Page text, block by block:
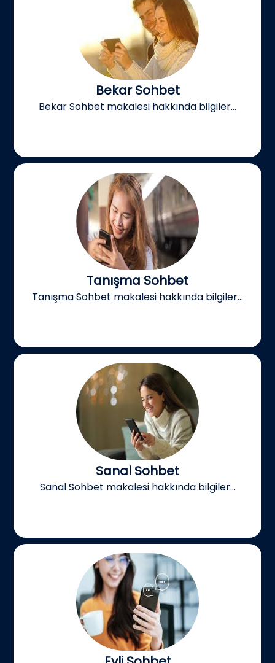
Bekar Sohbet
Bekar Sohbet makalesi hakkında bilgiler...
Tanışma Sohbet
Tanışma Sohbet makalesi hakkında bilgiler...
Sanal Sohbet
Sanal Sohbet makalesi hakkında bilgiler...